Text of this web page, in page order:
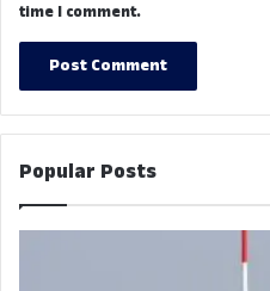
time I comment.
Popular Posts